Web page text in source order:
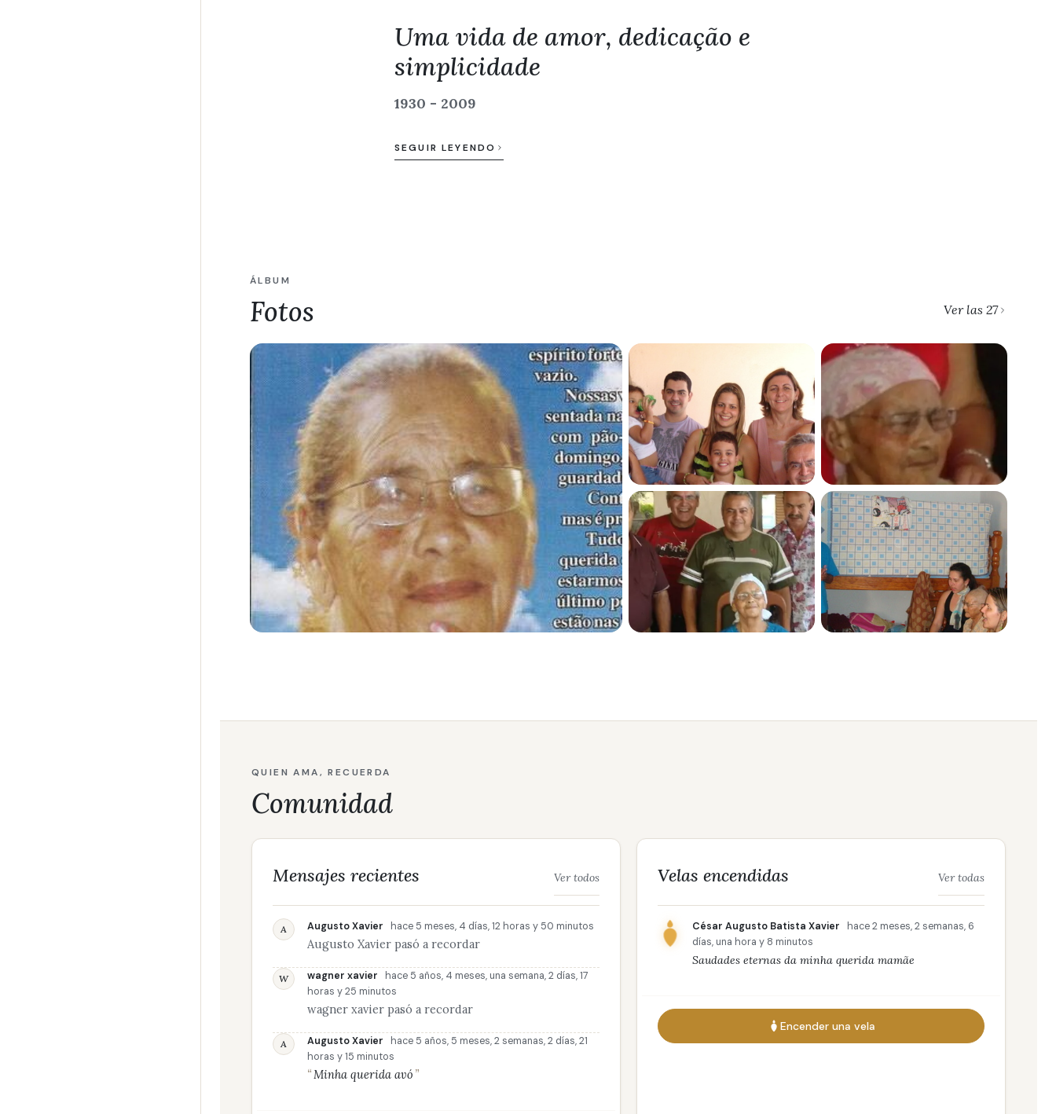
Uma vida de amor, dedicação e
simplicidade
1930 - 2009
SEGUIR LEYENDO
ÁLBUM
Fotos Ver las 27
QUIEN AMA, RECUERDA
Comunidad
Mensajes recientes Ver todos
A Augusto Xavier hace 5 meses, 4 días, 12 horas y 50 minutos
Augusto Xavier pasó a recordar
W wagner xavier
hace 5 años, 4 meses, una semana, 2 días, 17
horas y 25 minutos
wagner xavier pasó a recordar
A Augusto Xavier
hace 5 años, 5 meses, 2 semanas, 2 días, 21
horas y 15 minutos
Minha querida avó
Velas encendidas Ver todas
César Augusto Batista Xavier
hace 2 meses, 2 semanas, 6
días, una hora y 8 minutos
Saudades eternas da minha querida mamãe
Encender una vela